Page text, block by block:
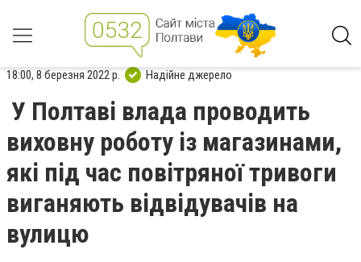
18:00, 8 березня 2022 р. Надійне джерело
У Полтаві влада проводить
виховну роботу із магазинами,
які під час повітряної тривоги
виганяють відвідувачів на
вулицю